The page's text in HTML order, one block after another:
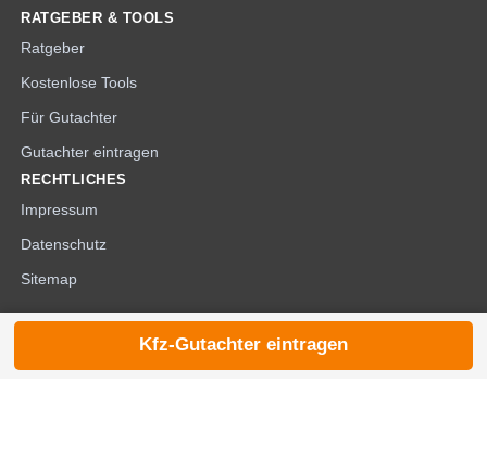
RATGEBER & TOOLS
Ratgeber
Kostenlose Tools
Für Gutachter
Gutachter eintragen
RECHTLICHES
Impressum
Datenschutz
Sitemap
© 2026 die-kfzgutachter.de |
Kfz-Gutachter eintragen